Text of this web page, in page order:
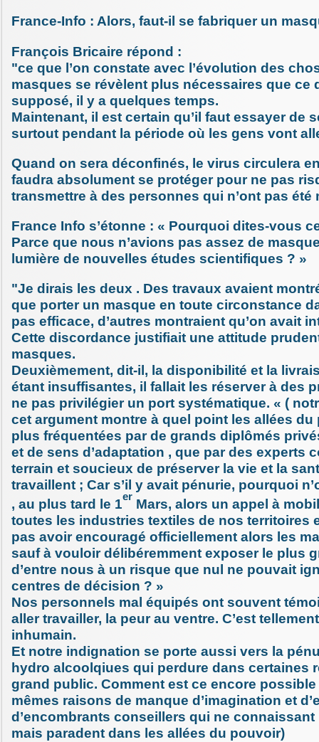
France-Info : Alors, faut-il se fabriquer un
François Bricaire répond :
"ce que l’on constate avec l’évolution des
masques se révèlent plus nécessaires que ce
supposé, il y a quelques temps.
Maintenant, il est certain qu’il faut essayer de
surtout pendant la période où les gens vont
Quand on sera déconfinés, le virus circulera
faudra absolument se protéger pour ne pas
transmettre à des personnes qui n’ont pas été
France Info s’étonne : « Pourquoi dites-vous
Parce que nous n’avions pas assez de
lumière de nouvelles études scientifiques ? »
"Je dirais les deux . Des travaux avaient
que porter un masque en toute circonstance
pas efficace, d’autres montraient qu’on avait
Cette discordance justifiait une attitude
masques.
Deuxièmement, dit-il, la disponibilité et la
étant insuffisantes, il fallait les réserver à des
ne pas privilégier un port systématique. « (
cet argument montre à quel point les allées
plus fréquentées par de grands diplômés
et de sens d’adaptation , que par des experts
terrain et soucieux de préserver la vie et la
travaillent ; Car s’il y avait pénurie, pourquoi
, au plus tard le 1
er
Mars, alors un appel à
toutes les industries textiles de nos territoires
pas avoir encouragé officiellement alors les
sauf à vouloir délibéremment exposer le plus
d’entre nous à un risque que nul ne pouvait
centres de décision ? »
Nos personnels mal équipés ont souvent
aller travailler, la peur au ventre. C’est
inhumain.
Et notre indignation se porte aussi vers la
hydro alcoolqiues qui perdure dans certaines
grand public. Comment est ce encore
mêmes raisons de manque d’imagination et
d’encombrants conseillers qui ne connaissant
mais paradent dans les allées du pouvoir)